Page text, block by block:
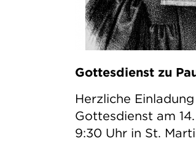
Gottesdienst zu
Herzliche
Gottesdienst am
9:30 Uhr in St.